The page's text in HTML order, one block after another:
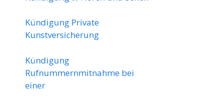
Kündigung Private
Kunstversicherung
Kündigung
Rufnummernmitnahme bei
einer